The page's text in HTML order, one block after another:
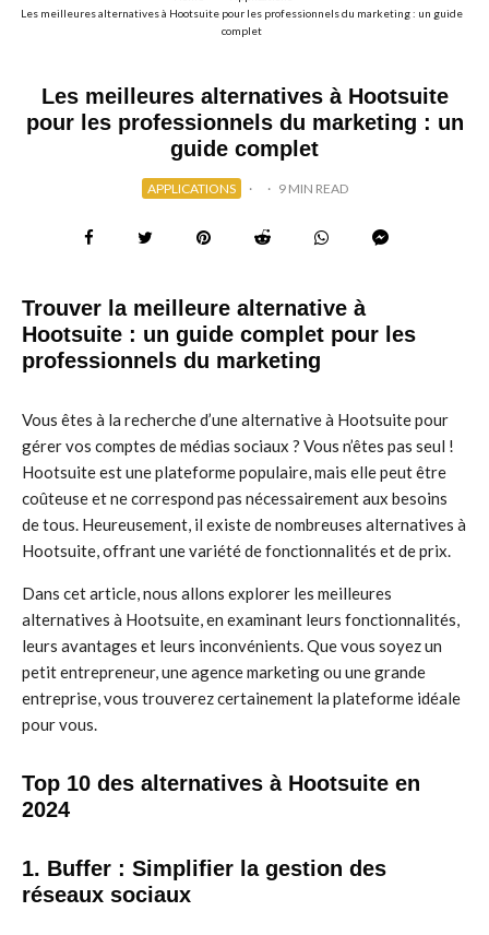
Les meilleures alternatives à Hootsuite pour les professionnels du marketing : un guide
complet
Les meilleures alternatives à Hootsuite
pour les professionnels du marketing : un
guide complet
APPLICATIONS · · 9 MIN READ
Trouver la meilleure alternative à
Hootsuite : un guide complet pour les
professionnels du marketing
Vous êtes à la recherche d’une alternative à Hootsuite pour
gérer vos comptes de médias sociaux ? Vous n’êtes pas seul !
Hootsuite est une plateforme populaire, mais elle peut être
coûteuse et ne correspond pas nécessairement aux besoins
de tous. Heureusement, il existe de nombreuses alternatives à
Hootsuite, offrant une variété de fonctionnalités et de prix.
Dans cet article, nous allons explorer les meilleures
alternatives à Hootsuite, en examinant leurs fonctionnalités,
leurs avantages et leurs inconvénients. Que vous soyez un
petit entrepreneur, une agence marketing ou une grande
entreprise, vous trouverez certainement la plateforme idéale
pour vous.
Top 10 des alternatives à Hootsuite en
2024
1. Buffer : Simplifier la gestion des
réseaux sociaux